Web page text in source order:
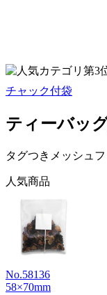
チャック付袋
ティーバッ
タグつきメッシュ
人気商品
No.58136
58×70mm